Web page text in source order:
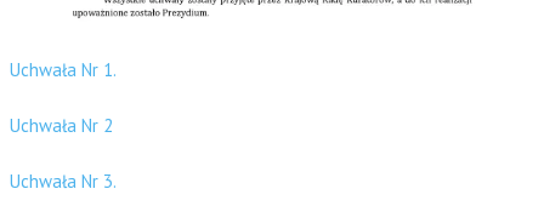
Uchwała Nr 1.
Uchwała Nr 2
Uchwała Nr 3.